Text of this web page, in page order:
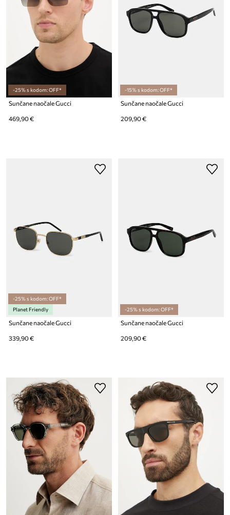
-25% s kodom: OFF*
Sunčane naočale Gucci
469,90 €
-15% s kodom: OFF*
Sunčane naočale Gucci
209,90 €
-25% s kodom: OFF*
Planet Friendly
Sunčane naočale Gucci
339,90 €
-25% s kodom: OFF*
Sunčane naočale Gucci
209,90 €